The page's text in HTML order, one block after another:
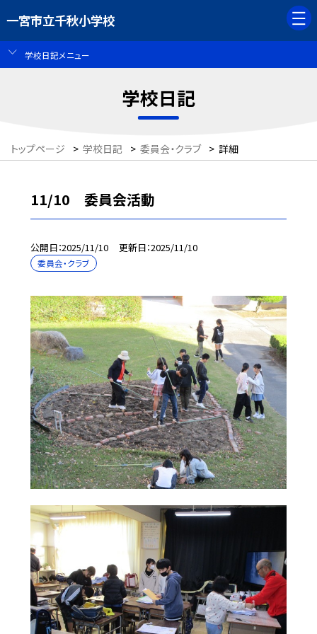
一宮市立千秋小学校
学校日記メニュー
学校日記
トップページ > 学校日記 > 委員会・クラブ > 詳細
11/10 委員会活動
公開日 2025/11/10 更新日 2025/11/10
委員会・クラブ